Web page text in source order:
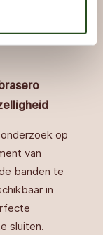
op
van
banden te
in
sluiten.